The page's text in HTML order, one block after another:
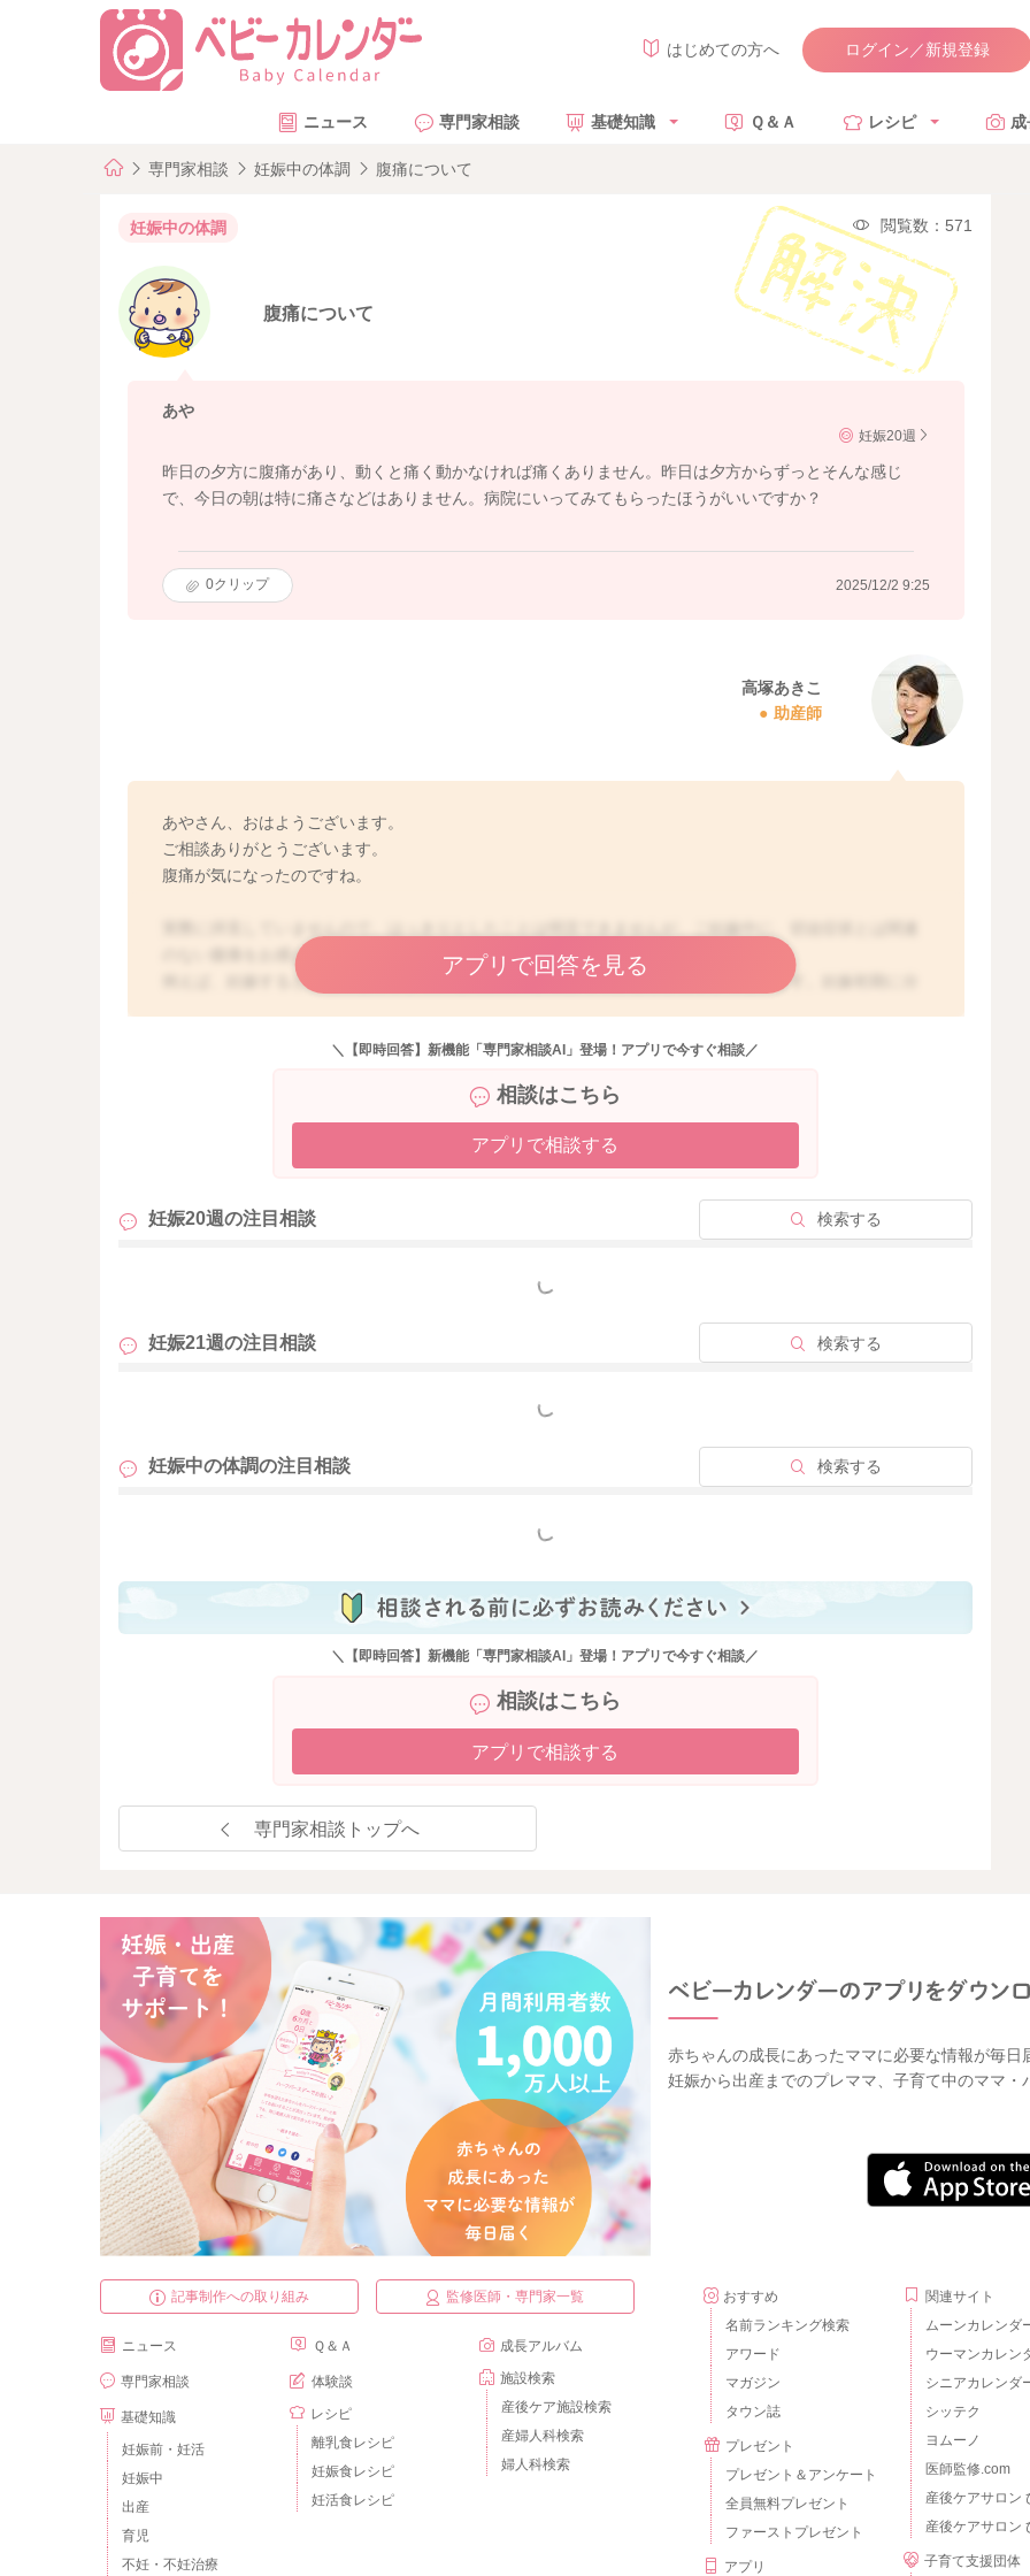
はじめての方へ ログイン／新規登録
ニュース 専門家相談 基礎知識 Ｑ＆Ａ レシピ
専門家相談 妊娠中の体調 腹痛について
妊娠中の体調 閲覧数：571
腹痛について
あや
妊娠20週
昨日の夕方に腹痛があり、動くと痛く動かなければ痛くありません。昨日は夕方からずっとそんな感じ
で、今日の朝は特に痛さなどはありません。病院にいってみてもらったほうがいいですか？
0クリップ 2025/12/2 9:25
高塚あきこ
助産師
あやさん、おはようございます。
ご相談ありがとうございます。
腹痛が気になったのですね。
のない腹痛をお感じになる方もいらっしゃいます。
例えば、妊娠すると便秘になりやすく、その分ガスが溜まっておならが出やすくなります。妊娠初期に分
ります。このように、妊娠中に胃腸のトラブルが起きることはよくあります。
また、子宮が大きくなってくることで、子宮を支える靭帯などが引き延ばされる際に痛みを感じる方もい
どのような原因かはわかりませんが、いま特に症状が気にならないのでしたら、できるだけ、胃腸に負担
をかけない食事を心がけてご様子を見てみて下さいね。また、なかなかお痛みが改善されない場合や酷く
アプリで回答を見る
＼【即時回答】新機能「専門家相談AI」登場！アプリで今すぐ相談／
相談はこちら
アプリで相談する
妊娠20週の注目相談 検索する
もっと見る
妊娠21週の注目相談 検索する
もっと見る
妊娠中の体調の注目相談 検索する
もっと見る
＼【即時回答】新機能「専門家相談AI」登場！アプリで今すぐ相談／
相談はこちら
アプリで相談する
専門家相談トップへ
赤ちゃんの成長にあったママに必要な情報が毎日
妊娠から出産までのプレママ、子育て中のママ
記事制作への取り組み 監修医師・専門家一覧
ニュース
専門家相談
基礎知識
妊娠前・妊活
妊娠中
出産
育児
不妊・不妊治療
Ｑ＆Ａ
体験談
レシピ
離乳食レシピ
妊娠食レシピ
妊活食レシピ
成長アルバム
施設検索
産後ケア施設検索
産婦人科検索
婦人科検索
おすすめ
名前ランキング検索
アワード
マガジン
タウン誌
プレゼント
プレゼント＆アンケート
全員無料プレゼント
ファーストプレゼント
アプリ
関連サイト
ムーンカレンダ
ウーマンカレン
シニアカレンダ
シッテク
ヨムーノ
医師監修.com
産後ケアサロン
産後ケアサロン
子育て支援団体